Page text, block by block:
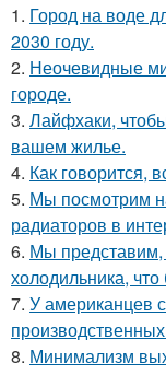
1. Город на воде
2030 году.
2. Неочевидные
городе.
3. Лайфхаки,
вашем жилье.
4. Как говорится,
5. Мы посмотрим
радиаторов в
6. Мы представим,
холодильника,
7. У американцев
8. Минимализм